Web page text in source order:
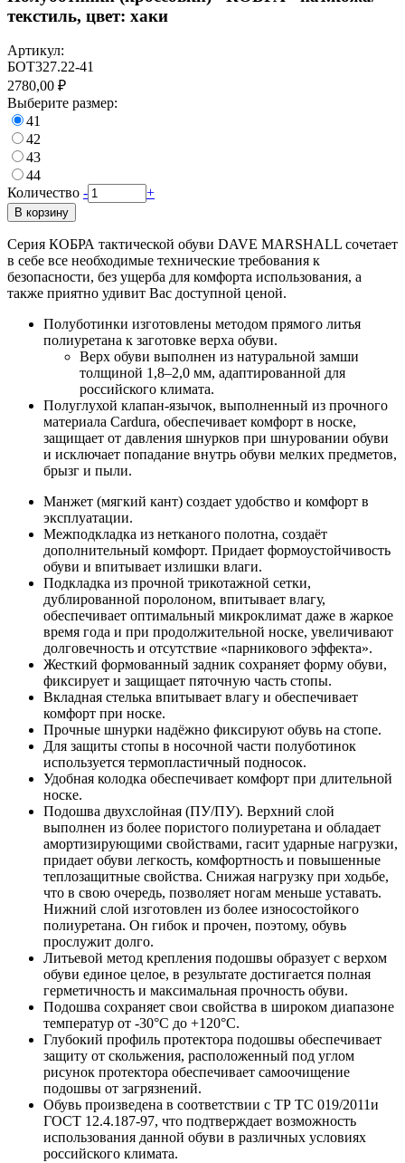
текстиль, цвет: хаки
Артикул:
БОТ327.22-41
2780,00 ₽
Выберите размер:
41
42
43
44
Количество - +
В корзину
Серия КОБРА тактической обуви DAVE MARSHALL сочетает
в себе все необходимые технические требования к
безопасности, без ущерба для комфорта использования, а
также приятно удивит Вас доступной ценой.
Полуботинки изготовлены методом прямого литья
полиуретана к заготовке верха обуви.
Верх обуви выполнен из натуральной замши
толщиной 1,8–2,0 мм, адаптированной для
российского климата.
Полуглухой клапан-язычок, выполненный из прочного
материала Cardura, обеспечивает комфорт в носке,
защищает от давления шнурков при шнуровании обуви
и исключает попадание внутрь обуви мелких предметов,
брызг и пыли.
Манжет (мягкий кант) создает удобство и комфорт в
эксплуатации.
Межподкладка из нетканого полотна, создаёт
дополнительный комфорт. Придает формоустойчивость
обуви и впитывает излишки влаги.
Подкладка из прочной трикотажной сетки,
дублированной поролоном, впитывает влагу,
обеспечивает оптимальный микроклимат даже в жаркое
время года и при продолжительной носке, увеличивают
долговечность и отсутствие «парникового эффекта».
Жесткий формованный задник сохраняет форму обуви,
фиксирует и защищает пяточную часть стопы.
Вкладная стелька впитывает влагу и обеспечивает
комфорт при носке.
Прочные шнурки надёжно фиксируют обувь на стопе.
Для защиты стопы в носочной части полуботинок
используется термопластичный подносок.
Удобная колодка обеспечивает комфорт при длительной
носке.
Подошва двухслойная (ПУ/ПУ). Верхний слой
выполнен из более пористого полиуретана и обладает
амортизирующими свойствами, гасит ударные нагрузки,
придает обуви легкость, комфортность и повышенные
теплозащитные свойства. Снижая нагрузку при ходьбе,
что в свою очередь, позволяет ногам меньше уставать.
Нижний слой изготовлен из более износостойкого
полиуретана. Он гибок и прочен, поэтому, обувь
прослужит долго.
Литьевой метод крепления подошвы образует с верхом
обуви единое целое, в результате достигается полная
герметичность и максимальная прочность обуви.
Подошва сохраняет свои свойства в широком диапазоне
температур от -30°С до +120°С.
Глубокий профиль протектора подошвы обеспечивает
защиту от скольжения, расположенный под углом
рисунок протектора обеспечивает самоочищение
подошвы от загрязнений.
Обувь произведена в соответствии с ТР ТС 019/2011и
ГОСТ 12.4.187-97, что подтверждает возможность
использования данной обуви в различных условиях
российского климата.